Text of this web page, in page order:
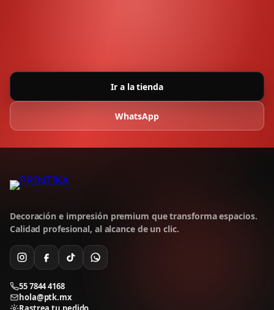
Ir a la tienda
WhatsApp
Decoración e impresión premium que transforma espacios.
Calidad profesional, al alcance de un clic.
55 7844 4168
hola@ptk.mx